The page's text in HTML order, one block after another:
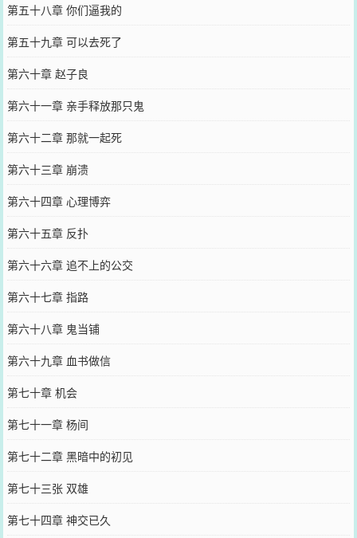
第五十八章 你们逼我的
第五十九章 可以去死了
第六十章 赵子良
第六十一章 亲手释放那只鬼
第六十二章 那就一起死
第六十三章 崩溃
第六十四章 心理博弈
第六十五章 反扑
第六十六章 追不上的公交
第六十七章 指路
第六十八章 鬼当铺
第六十九章 血书做信
第七十章 机会
第七十一章 杨间
第七十二章 黑暗中的初见
第七十三张 双雄
第七十四章 神交已久